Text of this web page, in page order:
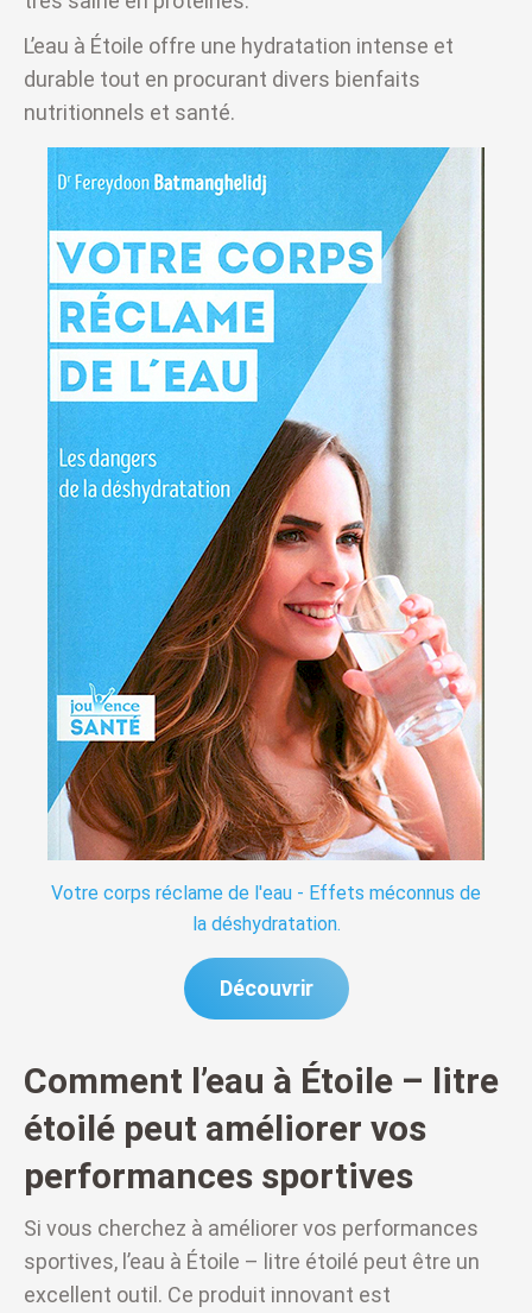
L’eau à Étoile offre une hydratation intense et
durable tout en procurant divers bienfaits
nutritionnels et santé.
Votre corps réclame de l'eau - Effets méconnus de
la déshydratation.
Découvrir
Comment l’eau à Étoile – litre
étoilé peut améliorer vos
performances sportives
Si vous cherchez à améliorer vos performances
sportives, l’eau à Étoile – litre étoilé peut être un
excellent outil. Ce produit innovant est